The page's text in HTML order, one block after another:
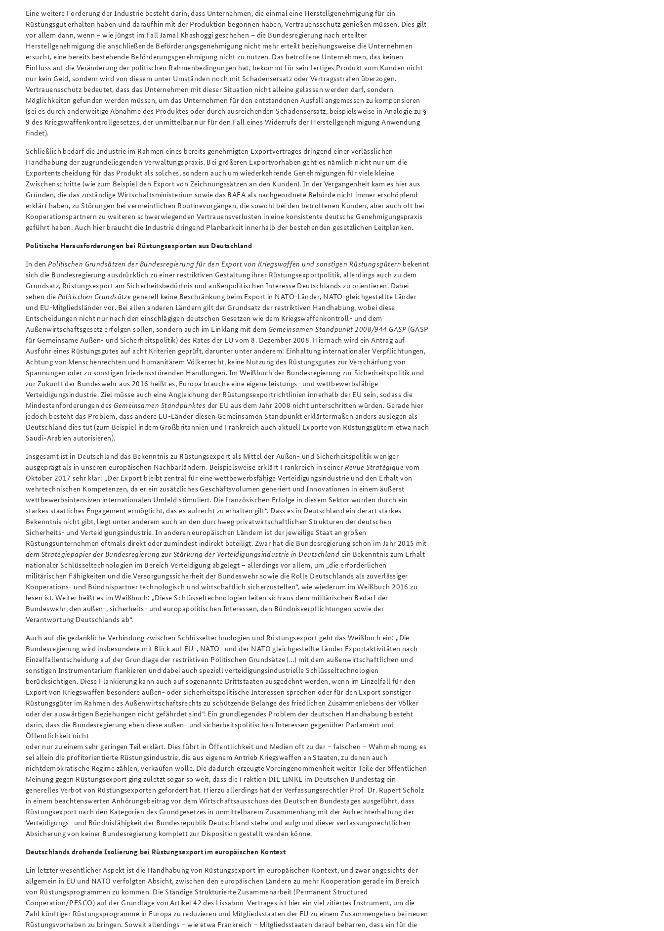
Eine weitere Forderung der Industrie besteht darin, dass Unternehmen, die einmal eine Herstellgenehmigung für ein
Rüstungsgut erhalten haben und daraufhin mit der Produktion begonnen haben, Vertrauensschutz genießen müssen. Dies gilt
vor allem dann, wenn – wie jüngst im Fall Jamal Khashoggi geschehen – die Bundesregierung nach erteilter
Herstellgenehmigung die anschließende Beförderungsgenehmigung nicht mehr erteilt beziehungsweise die Unternehmen
ersucht, eine bereits bestehende Beförderungsgenehmigung nicht zu nutzen. Das betroffene Unternehmen, das keinen
Einfluss auf die Veränderung der politischen Rahmenbedingungen hat, bekommt für sein fertiges Produkt vom Kunden nicht
nur kein Geld, sondern wird von diesem unter Umständen noch mit Schadensersatz oder Vertragsstrafen überzogen.
Vertrauensschutz bedeutet, dass das Unternehmen mit dieser Situation nicht alleine gelassen werden darf, sondern
Möglichkeiten gefunden werden müssen, um das Unternehmen für den entstandenen Ausfall angemessen zu kompensieren
(sei es durch anderweitige Abnahme des Produktes oder durch ausreichenden Schadensersatz, beispielsweise in Analogie zu §
9 des Kriegswaffenkontrollgesetzes, der unmittelbar nur für den Fall eines Widerrufs der Herstellgenehmigung Anwendung
findet).
Schließlich bedarf die Industrie im Rahmen eines bereits genehmigten Exportvertrages dringend einer verlässlichen
Handhabung der zugrundeliegenden Verwaltungspraxis. Bei größeren Exportvorhaben geht es nämlich nicht nur um die
Exportentscheidung für das Produkt als solches, sondern auch um wiederkehrende Genehmigungen für viele kleine
Zwischenschritte (wie zum Beispiel den Export von Zeichnungssätzen an den Kunden). In der Vergangenheit kam es hier aus
Gründen, die das zuständige Wirtschaftsministerium sowie das BAFA als nachgeordnete Behörde nicht immer erschöpfend
erklärt haben, zu Störungen bei vermeintlichen Routinevorgängen, die sowohl bei den betroffenen Kunden, aber auch oft bei
Kooperationspartnern zu weiteren schwerwiegenden Vertrauensverlusten in eine konsistente deutsche Genehmigungspraxis
geführt haben. Auch hier braucht die Industrie dringend Planbarkeit innerhalb der bestehenden gesetzlichen Leitplanken.
Politische Herausforderungen bei Rüstungsexporten aus Deutschland
In den Politischen Grundsätzen der Bundesregierung für den Export von Kriegswaffen und sonstigen Rüstungsgütern bekennt
sich die Bundesregierung ausdrücklich zu einer restriktiven Gestaltung ihrer Rüstungsexportpolitik, allerdings auch zu dem
Grundsatz, Rüstungsexport am Sicherheitsbedürfnis und außenpolitischen Interesse Deutschlands zu orientieren. Dabei
sehen die Politischen Grundsätze generell keine Beschränkung beim Export in NATO-Länder, NATO-gleichgestellte Länder
und EU-Mitgliedsländer vor. Bei allen anderen Ländern gilt der Grundsatz der restriktiven Handhabung, wobei diese
Entscheidungen nicht nur nach den einschlägigen deutschen Gesetzen wie dem Kriegswaffenkontroll- und dem
Außenwirtschaftsgesetz erfolgen sollen, sondern auch im Einklang mit dem Gemeinsamen Standpunkt 2008/944 GASP(GASP
für Gemeinsame Außen- und Sicherheitspolitik) des Rates der EU vom 8. Dezember 2008. Hiernach wird ein Antrag auf
Ausfuhr eines Rüstungsgutes auf acht Kriterien geprüft, darunter unter anderem: Einhaltung internationaler Verpflichtungen,
Achtung von Menschenrechten und humanitärem Völkerrecht, keine Nutzung des Rüstungsgutes zur Verschärfung von
Spannungen oder zu sonstigen friedensstörenden Handlungen. Im Weißbuch der Bundesregierung zur Sicherheitspolitik und
zur Zukunft der Bundeswehr aus 2016 heißt es, Europa brauche eine eigene leistungs- und wettbewerbsfähige
Verteidigungsindustrie. Ziel müsse auch eine Angleichung der Rüstungsexportrichtlinien innerhalb der EU sein, sodass die
Mindestanforderungen des Gemeinsamen Standpunktes der EU aus dem Jahr 2008 nicht unterschritten würden. Gerade hier
jedoch besteht das Problem, dass andere EU-Länder diesen Gemeinsamen Standpunkt erklärtermaßen anders auslegen als
Deutschland dies tut (zum Beispiel indem Großbritannien und Frankreich auch aktuell Exporte von Rüstungsgütern etwa nach
Saudi-Arabien autorisieren).
Insgesamt ist in Deutschland das Bekenntnis zu Rüstungsexport als Mittel der Außen- und Sicherheitspolitik weniger
ausgeprägt als in unseren europäischen Nachbarländern. Beispielsweise erklärt Frankreich in seiner Revue Stratégique vom
Oktober 2017 sehr klar: „Der Export bleibt zentral für eine wettbewerbsfähige Verteidigungsindustrie und den Erhalt von
wehrtechnischen Kompetenzen, da er ein zusätzliches Geschäftsvolumen generiert und Innovationen in einem äußerst
wettbewerbsintensiven internationalen Umfeld stimuliert. Die französischen Erfolge in diesem Sektor wurden durch ein
starkes staatliches Engagement ermöglicht, das es aufrecht zu erhalten gilt“. Dass es in Deutschland ein derart starkes
Bekenntnis nicht gibt, liegt unter anderem auch an den durchweg privatwirtschaftlichen Strukturen der deutschen
Sicherheits- und Verteidigungsindustrie. In anderen europäischen Ländern ist der jeweilige Staat an großen
Rüstungsunternehmen oftmals direkt oder zumindest indirekt beteiligt. Zwar hat die Bundesregierung schon im Jahr 2015 mit
dem Strategiepapier der Bundesregierung zur Stärkung der Verteidigungsindustrie in Deutschland ein Bekenntnis zum Erhalt
nationaler Schlüsseltechnologien im Bereich Verteidigung abgelegt – allerdings vor allem, um „die erforderlichen
militärischen Fähigkeiten und die Versorgungssicherheit der Bundeswehr sowie die Rolle Deutschlands als zuverlässiger
Kooperations- und Bündnispartner technologisch und wirtschaftlich sicherzustellen“, wie wiederum im Weißbuch 2016 zu
lesen ist. Weiter heißt es im Weißbuch: „Diese Schlüsseltechnologien leiten sich aus dem militärischen Bedarf der
Bundeswehr, den außen-, sicherheits- und europapolitischen Interessen, den Bündnisverpflichtungen sowie der
Verantwortung Deutschlands ab“.
Auch auf die gedankliche Verbindung zwischen Schlüsseltechnologien und Rüstungsexport geht das Weißbuch ein: „Die
Bundesregierung wird insbesondere mit Blick auf EU-, NATO- und der NATO gleichgestellte Länder Exportaktivitäten nach
Einzelfallentscheidung auf der Grundlage der restriktiven Politischen Grundsätze (…) mit dem außenwirtschaftlichen und
sonstigen Instrumentarium flankieren und dabei auch speziell verteidigungsindustrielle Schlüsseltechnologien
berücksichtigen. Diese Flankierung kann auch auf sogenannte Drittstaaten ausgedehnt werden, wenn im Einzelfall für den
Export von Kriegswaffen besondere außen- oder sicherheitspolitische Interessen sprechen oder für den Export sonstiger
Rüstungsgüter im Rahmen des Außenwirtschaftsrechts zu schützende Belange des friedlichen Zusammenlebens der Völker
oder der auswärtigen Beziehungen nicht gefährdet sind“. Ein grundlegendes Problem der deutschen Handhabung besteht
darin, dass die Bundesregierung eben diese außen- und sicherheitspolitischen Interessen gegenüber Parlament und
Öffentlichkeit nicht
oder nur zu einem sehr geringen Teil erklärt. Dies führt in Öffentlichkeit und Medien oft zu der – falschen – Wahrnehmung, es
sei allein die profitorientierte Rüstungsindustrie, die aus eigenem Antrieb Kriegswaffen an Staaten, zu denen auch
nichtdemokratische Regime zählen, verkaufen wolle. Die dadurch erzeugte Voreingenommenheit weiter Teile der öffentlichen
Meinung gegen Rüstungsexport ging zuletzt sogar so weit, dass die Fraktion DIE LINKE im Deutschen Bundestag ein
generelles Verbot von Rüstungsexporten gefordert hat. Hierzu allerdings hat der Verfassungsrechtler Prof. Dr. Rupert Scholz
in einem beachtenswerten Anhörungsbeitrag vor dem Wirtschaftsausschuss des Deutschen Bundestages ausgeführt, dass
Rüstungsexport nach den Kategorien des Grundgesetzes in unmittelbarem Zusammenhang mit der Aufrechterhaltung der
Verteidigungs- und Bündnisfähigkeit der Bundesrepublik Deutschland stehe und aufgrund dieser verfassungsrechtlichen
Absicherung von keiner Bundesregierung komplett zur Disposition gestellt werden könne.
Deutschlands drohende Isolierung bei Rüstungsexport im europäischen Kontext
Ein letzter wesentlicher Aspekt ist die Handhabung von Rüstungsexport im europäischen Kontext, und zwar angesichts der
allgemein in EU und NATO verfolgten Absicht, zwischen den europäischen Ländern zu mehr Kooperation gerade im Bereich
von Rüstungsprogrammen zu kommen. Die Ständige Strukturierte Zusammenarbeit (Permanent Structured
Cooperation/PESCO) auf der Grundlage von Artikel 42 des Lissabon-Vertrages ist hier ein viel zitiertes Instrument, um die
Zahl künftiger Rüstungsprogramme in Europa zu reduzieren und Mitgliedsstaaten der EU zu einem Zusammengehen bei neuen
Rüstungsvorhaben zu bringen. Soweit allerdings – wie etwa Frankreich – Mitgliedsstaaten darauf beharren, dass ein für die